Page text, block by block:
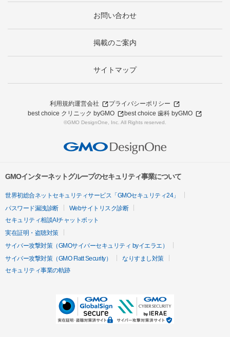
お問い合わせ
掲載のご案内
サイトマップ
利用規約運営会社
プライバシーポリシー
best choice クリニック byGMO
best choice 歯科 byGMO
©GMO DesignOne, Inc. All Rights reserved.
GMOインターネットグループのセキュリティ事業について
世界初総合ネットセキュリティサービス「GMOセキュリティ24」
パスワード漏洩診断
Webサイトリスク診断
セキュリティ相談AIチャットボット
実在証明・盗聴対策
サイバー攻撃対策（GMOサイバーセキュリティ byイエラエ）
サイバー攻撃対策（GMO Flatt Security）
なりすまし対策
セキュリティ事業の軌跡